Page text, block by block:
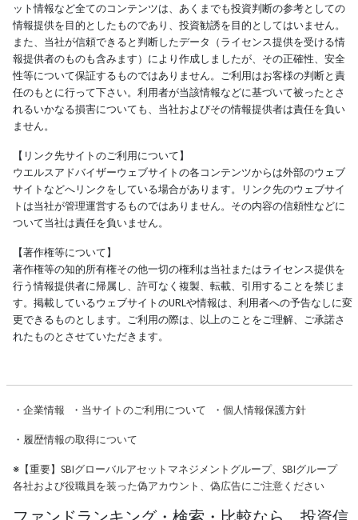
ット情報など全てのコンテンツは、あくまでも投資判断の参考としての
情報提供を目的としたものであり、投資勧誘を目的としてはいません。
また、当社が信頼できると判断したデータ（ライセンス提供を受ける情
報提供者のものも含みます）により作成しましたが、その正確性、安全
性等について保証するものではありません。ご利用はお客様の判断と責
任のもとに行って下さい。利用者が当該情報などに基づいて被ったとさ
れるいかなる損害についても、当社およびその情報提供者は責任を負い
ません。
【リンク先サイトのご利用について】
ウエルスアドバイザーウェブサイトの各コンテンツからは外部のウェブ
サイトなどへリンクをしている場合があります。リンク先のウェブサイ
トは当社が管理運営するものではありません。その内容の信頼性などに
ついて当社は責任を負いません。
【著作権等について】
著作権等の知的所有権その他一切の権利は当社またはライセンス提供を
行う情報提供者に帰属し、許可なく複製、転載、引用することを禁じま
す。掲載しているウェブサイトのURLや情報は、利用者への予告なしに変
更できるものとします。ご利用の際は、以上のことをご理解、ご承諾さ
れたものとさせていただきます。
・ 企業情報 ・ 当サイトのご利用について ・ 個人情報保護方針
・ 履歴情報の取得について
※【重要】SBIグローバルアセットマネジメントグループ、SBIグループ
各社および役職員を装った偽アカウント、偽広告にご注意ください